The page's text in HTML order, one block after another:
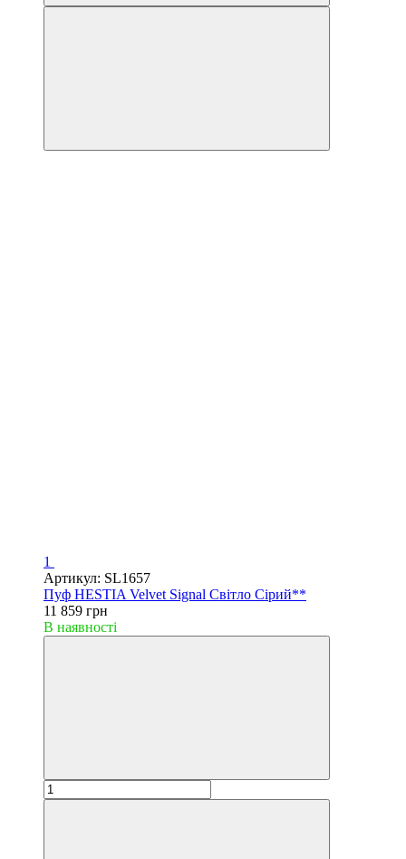
1
Артикул: SL1657
Пуф HESTIA Velvet Signal Світло Сірий**
11 859 грн
В наявності